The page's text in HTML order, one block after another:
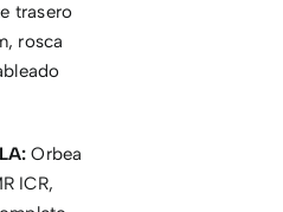
trasero
rosca
Orbea
ICR,